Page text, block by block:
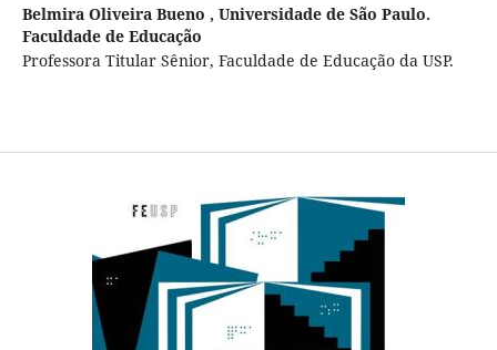
Belmira Oliveira Bueno , Universidade de São Paulo.
Faculdade de Educação
Professora Titular Sênior, Faculdade de Educação da USP.